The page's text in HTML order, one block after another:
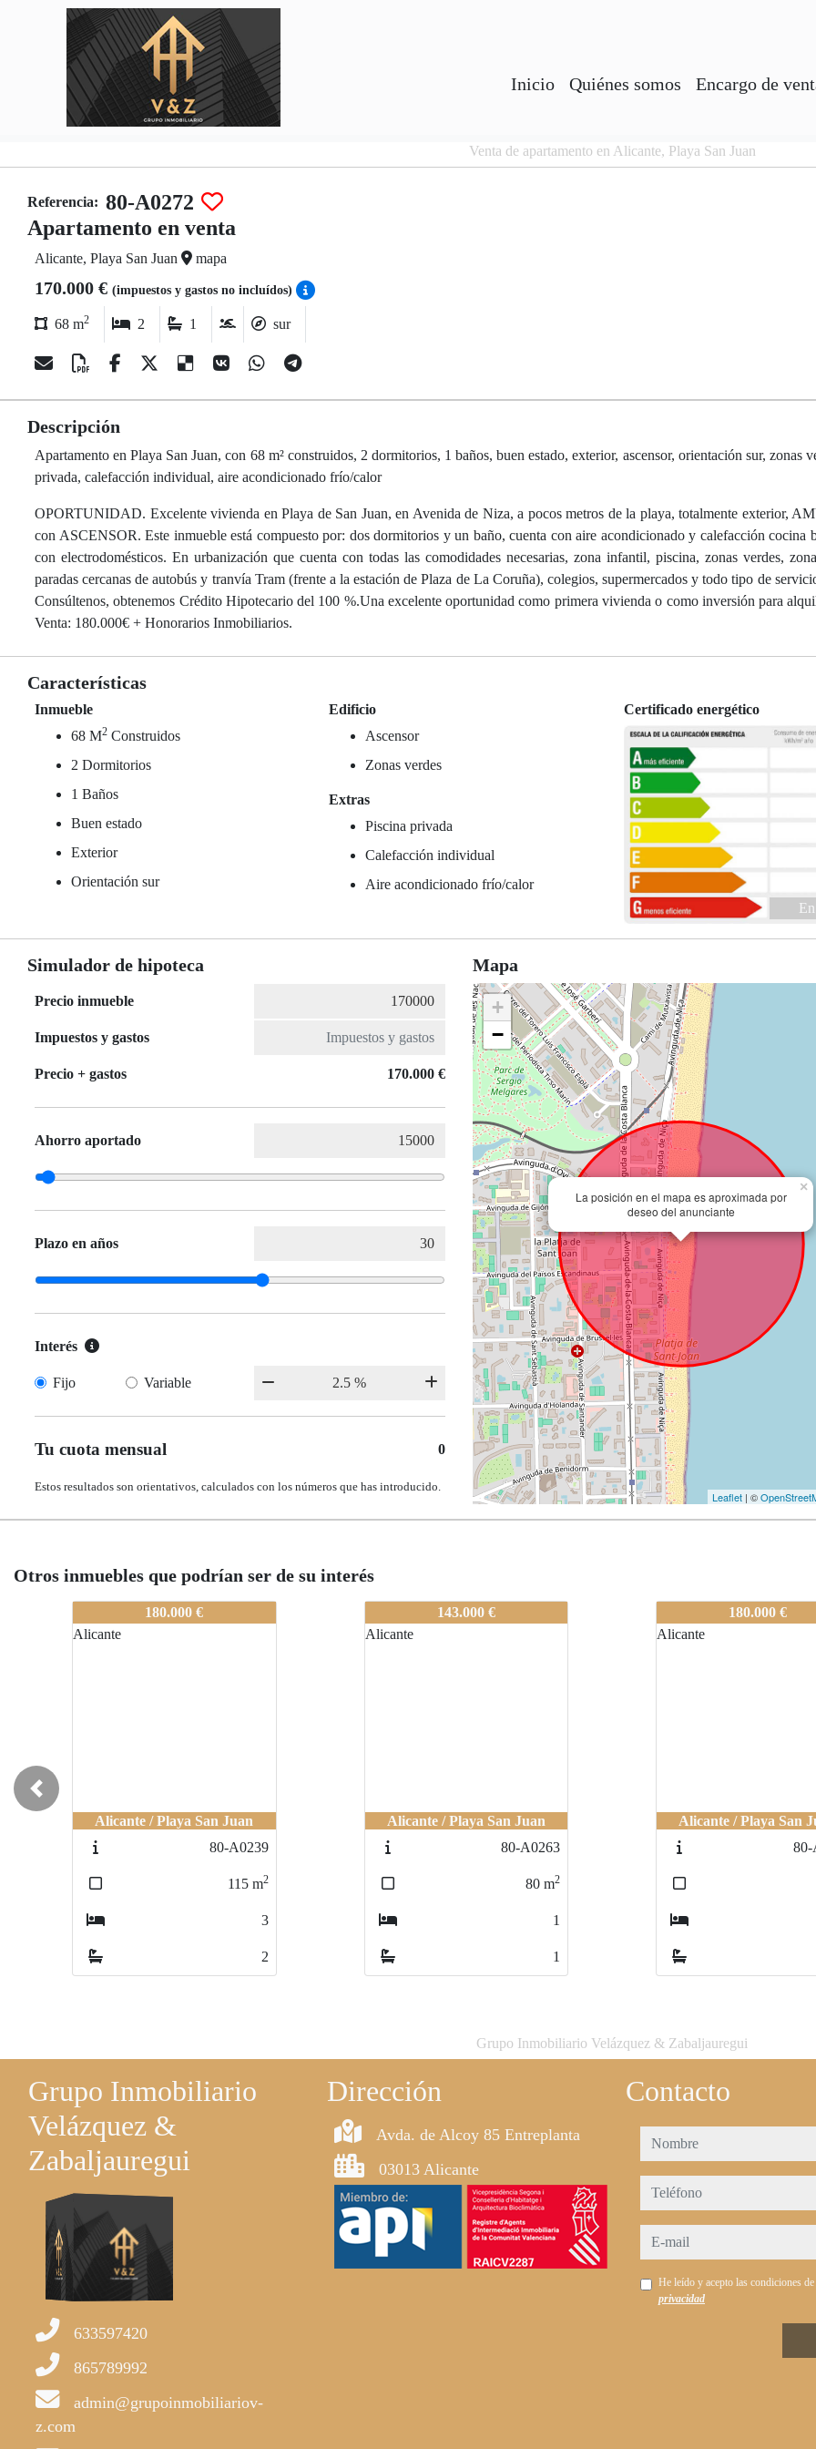
Inicio Quiénes somos Encargo de
Venta de apartamento en Alicante, Playa San Juan
Referencia: 80-A0272
Apartamento en venta
Alicante, Playa San Juan mapa
170.000 € (impuestos y gastos no incluídos)
68 m2 2 1 sur
Descripción
Apartamento en Playa San Juan, con 68 m² construidos, 2 dormitorios, 1 baños, buen estado, exterior, ascensor, orientación sur, zonas
privada, calefacción individual, aire acondicionado frío/calor
OPORTUNIDAD. Excelente vivienda en Playa de San Juan, en Avenida de Niza, a pocos metros de la playa, totalmente exterior,
con ASCENSOR. Este inmueble está compuesto por: dos dormitorios y un baño, cuenta con aire acondicionado y calefacción cocina
con electrodomésticos. En urbanización que cuenta con todas las comodidades necesarias, zona infantil, piscina, zonas verdes,
paradas cercanas de autobús y tranvía Tram (frente a la estación de Plaza de La Coruña), colegios, supermercados y todo tipo de
Consúltenos, obtenemos Crédito Hipotecario del 100 %.Una excelente oportunidad como primera vivienda o como inversión para
Venta: 180.000€ + Honorarios Inmobiliarios.
Características
Inmueble
68 M2 Construidos
2 Dormitorios
1 Baños
Buen estado
Exterior
Orientación sur
Edificio
Ascensor
Zonas verdes
Extras
Piscina privada
Calefacción individual
Aire acondicionado frío/calor
Certificado energético
Simulador de hipoteca
Precio inmueble
Impuestos y gastos
Precio + gastos 170.000 €
Ahorro aportado
Plazo en años
Interés
Fijo Variable
Tu cuota mensual 0
Estos resultados son orientativos, calculados con los números que has introducido.
Mapa
La posición en el mapa es aproximada por
deseo del anunciante
×
+
−
Leaflet | ©
Otros inmuebles que podrían ser de su interés
180.000 €
Alicante / Playa San Juan
80-A0239
115 m2
3
2
143.000 €
Alicante / Playa San Juan
80-A0263
80 m2
1
1
180.000 €
Alicante / Playa San
80-
Previous
Grupo Inmobiliario Velázquez & Zabaljauregui
Grupo Inmobiliario
Velázquez &
Zabaljauregui
633597420
865789992
admin@grupoinmobiliariov-
z.com
Dirección
Avda. de Alcoy 85 Entreplanta
03013 Alicante
Contacto
nombre
teléfono
e-mail
He leído y acepto las condiciones
privacidad